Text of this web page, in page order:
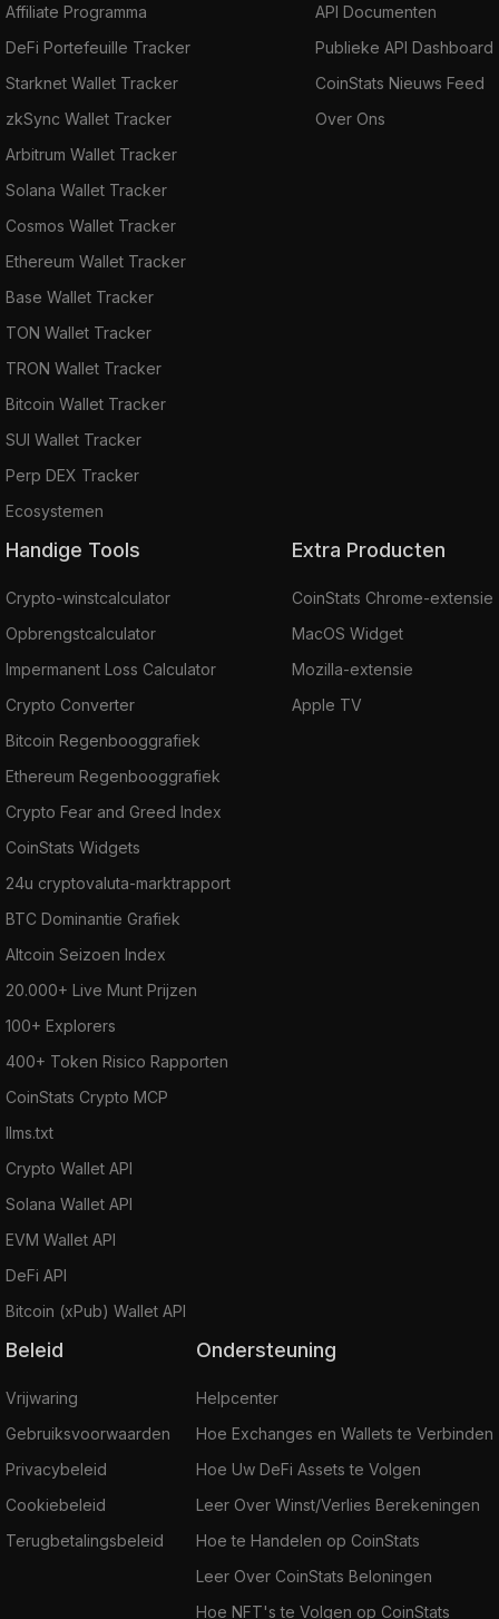
Affiliate Programma
DeFi Portefeuille Tracker
Starknet Wallet Tracker
zkSync Wallet Tracker
Arbitrum Wallet Tracker
Solana Wallet Tracker
Cosmos Wallet Tracker
Ethereum Wallet Tracker
Base Wallet Tracker
TON Wallet Tracker
TRON Wallet Tracker
Bitcoin Wallet Tracker
SUI Wallet Tracker
Perp DEX Tracker
Ecosystemen
API Documenten
Publieke API Dashboard
CoinStats Nieuws Feed
Over Ons
Handige Tools
Crypto-winstcalculator
Opbrengstcalculator
Impermanent Loss Calculator
Crypto Converter
Bitcoin Regenbooggrafiek
Ethereum Regenbooggrafiek
Crypto Fear and Greed Index
CoinStats Widgets
24u cryptovaluta-marktrapport
BTC Dominantie Grafiek
Altcoin Seizoen Index
20.000+ Live Munt Prijzen
100+ Explorers
400+ Token Risico Rapporten
CoinStats Crypto MCP
llms.txt
Crypto Wallet API
Solana Wallet API
EVM Wallet API
DeFi API
Bitcoin (xPub) Wallet API
Extra Producten
CoinStats Chrome-extensie
MacOS Widget
Mozilla-extensie
Apple TV
Beleid
Vrijwaring
Gebruiksvoorwaarden
Privacybeleid
Cookiebeleid
Terugbetalingsbeleid
Ondersteuning
Helpcenter
Hoe Exchanges en Wallets te Verbinden
Hoe Uw DeFi Assets te Volgen
Leer Over Winst/Verlies Berekeningen
Hoe te Handelen op CoinStats
Leer Over CoinStats Beloningen
Hoe NFT's te Volgen op CoinStats